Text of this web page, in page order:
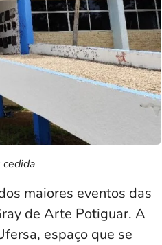
cedida
maiores eventos das
de Arte Potiguar. A
espaço que se